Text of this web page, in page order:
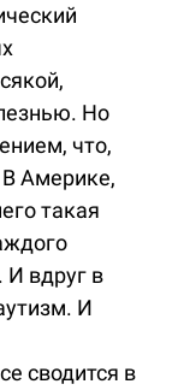
Но
что,
В Америке,
такая
И вдруг в
И
сводится в